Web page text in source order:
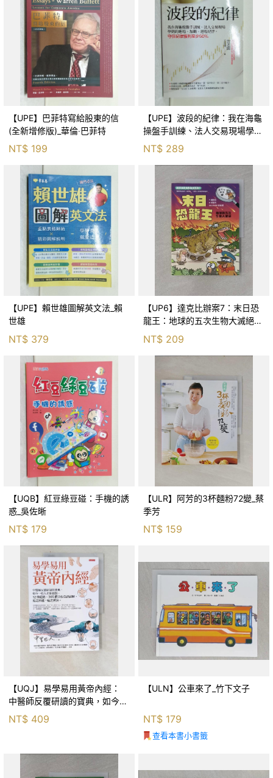
【UPE】巴菲特寫給股東的信
(全新增修版)_華倫‧巴菲特
NT$ 199
【UPE】波段的紀律：我在海龜
操盤手訓練、法人交易現場學到
的進場、加碼、退場紀律，守住
紀律獲利至少50％_雷老闆
NT$ 289
【UPE】賴世雄圖解英文法_賴
世雄
NT$ 379
【UP6】達克比辦案7：末日恐
龍王：地球的五次生物大滅絕_
胡妙芬
NT$ 209
【UQB】紅豆綠豆碰：手機的誘
惑_吳佐晰
NT$ 179
【ULR】阿芳的3杯麵粉72變_蔡
季芳
NT$ 159
【UQJ】易學易用黃帝內經：
中醫師反覆研讀的寶典，如今一
般人也能實踐。12條經絡、365
個穴位白話詳解，經之所過，病
NT$ 409
【ULN】公車來了_竹下文子
NT$ 179
查看本書小書籤